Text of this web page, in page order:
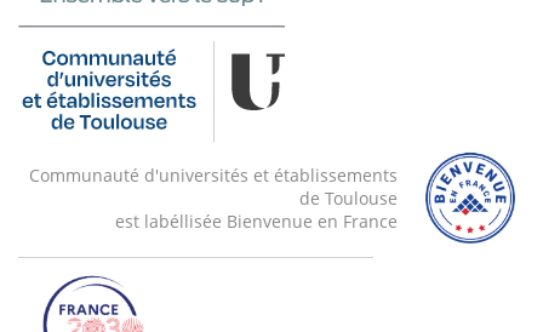
Communauté d'universités et établissements
de Toulouse
est labéllisée Bienvenue en France